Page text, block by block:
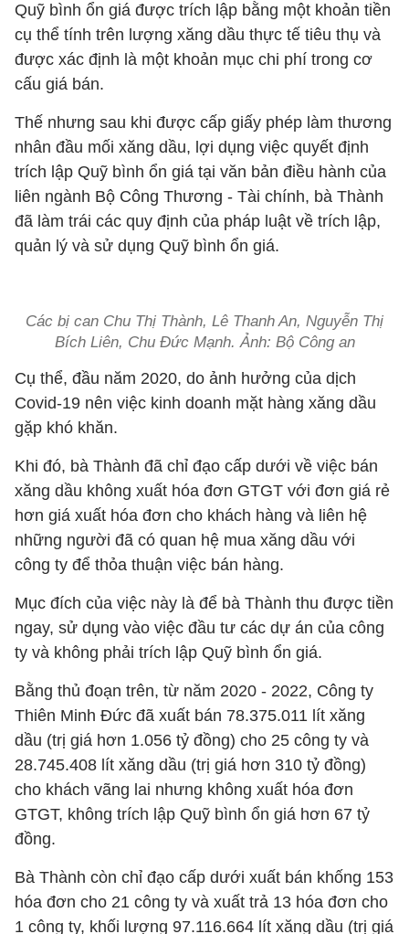
Quỹ bình ổn giá được trích lập bằng một khoản tiền
cụ thể tính trên lượng xăng dầu thực tế tiêu thụ và
được xác định là một khoản mục chi phí trong cơ
cấu giá bán.
Thế nhưng sau khi được cấp giấy phép làm thương
nhân đầu mối xăng dầu, lợi dụng việc quyết định
trích lập Quỹ bình ổn giá tại văn bản điều hành của
liên ngành Bộ Công Thương - Tài chính, bà Thành
đã làm trái các quy định của pháp luật về trích lập,
quản lý và sử dụng Quỹ bình ổn giá.
Các bị can Chu Thị Thành, Lê Thanh An, Nguyễn Thị
Bích Liên, Chu Đức Mạnh. Ảnh: Bộ Công an
Cụ thể, đầu năm 2020, do ảnh hưởng của dịch
Covid-19 nên việc kinh doanh mặt hàng xăng dầu
gặp khó khăn.
Khi đó, bà Thành đã chỉ đạo cấp dưới về việc bán
xăng dầu không xuất hóa đơn GTGT với đơn giá rẻ
hơn giá xuất hóa đơn cho khách hàng và liên hệ
những người đã có quan hệ mua xăng dầu với
công ty để thỏa thuận việc bán hàng.
Mục đích của việc này là để bà Thành thu được tiền
ngay, sử dụng vào việc đầu tư các dự án của công
ty và không phải trích lập Quỹ bình ổn giá.
Bằng thủ đoạn trên, từ năm 2020 - 2022, Công ty
Thiên Minh Đức đã xuất bán 78.375.011 lít xăng
dầu (trị giá hơn 1.056 tỷ đồng) cho 25 công ty và
28.745.408 lít xăng dầu (trị giá hơn 310 tỷ đồng)
cho khách vãng lai nhưng không xuất hóa đơn
GTGT, không trích lập Quỹ bình ổn giá hơn 67 tỷ
đồng.
Bà Thành còn chỉ đạo cấp dưới xuất bán khống 153
hóa đơn cho 21 công ty và xuất trả 13 hóa đơn cho
1 công ty, khối lượng 97.116.664 lít xăng dầu (trị giá